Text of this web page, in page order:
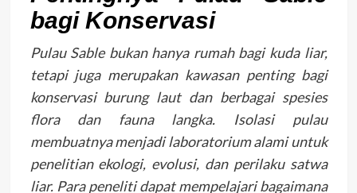
bagi Konservasi
Pulau Sable bukan hanya rumah bagi kuda liar,
tetapi juga merupakan kawasan penting bagi
konservasi burung laut dan berbagai spesies
flora dan fauna langka. Isolasi pulau
membuatnya menjadi laboratorium alami untuk
penelitian ekologi, evolusi, dan perilaku satwa
liar. Para peneliti dapat mempelajari bagaimana